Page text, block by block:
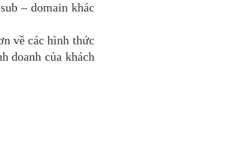
– domain khác
về các hình thức
doanh của khách